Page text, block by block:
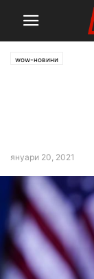
wow-новини
януари 20, 2021